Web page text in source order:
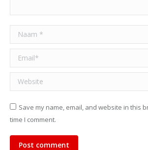
Naam *
Email *
Website
Save my name, email, and website in this
time I comment.
Post comment